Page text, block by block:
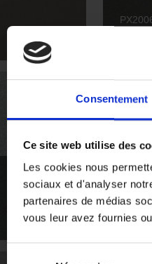
Consentement
Ce site web utilise des
Les cookies nous
sociaux et d'analyser
partenaires de médias
vous leur avez fournies
Puffin